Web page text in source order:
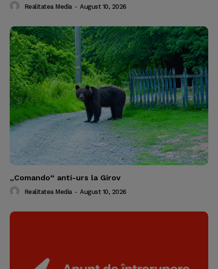
Realitatea Media - August 10, 2026
„Comando“ anti-urs la Girov
Realitatea Media - August 10, 2026